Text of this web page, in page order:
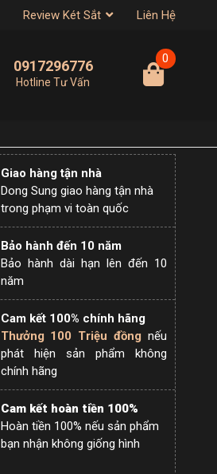
Review Két Sắt Liên Hệ
0917296776
Hotline Tư Vấn
0
Giao hàng tận nhà
Dong Sung giao hàng tận nhà
trong phạm vi toàn quốc
Bảo hành đến 10 năm
Bảo hành dài hạn lên đến 10
năm
Cam kết 100% chính hãng
Thưởng 100 Triệu đồng nếu
phát hiện sản phẩm không
chính hãng
Cam kết hoàn tiền 100%
Hoàn tiền 100% nếu sản phẩm
bạn nhận không giống hình